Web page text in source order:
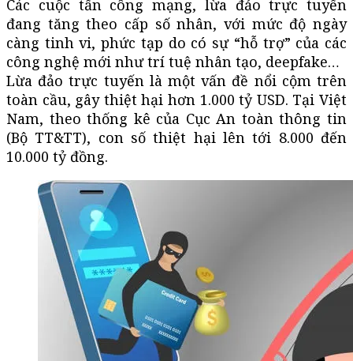
Các cuộc tấn công mạng, lừa đảo trực tuyến
đang tăng theo cấp số nhân, với mức độ ngày
càng tinh vi, phức tạp do có sự “hỗ trợ” của các
công nghệ mới như trí tuệ nhân tạo, deepfake…
Lừa đảo trực tuyến là một vấn đề nổi cộm trên
toàn cầu, gây thiệt hại hơn 1.000 tỷ USD. Tại Việt
Nam, theo thống kê của Cục An toàn thông tin
(Bộ TT&TT), con số thiệt hại lên tới 8.000 đến
10.000 tỷ đồng.